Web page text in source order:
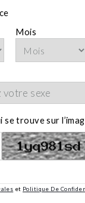
Mois
se trouve sur
et Politique De